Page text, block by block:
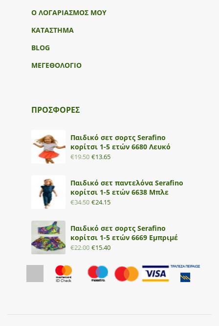
Ο ΛΟΓΑΡΙΑΣΜΟΣ ΜΟΥ
ΚΑΤΑΣΤΗΜΑ
BLOG
ΜΕΓΕΘΟΛΟΓΙΟ
ΠΡΟΣΦΟΡΕΣ
Παιδικό σετ σορτς Serafino
κορίτσι 1-5 ετών 6680 Λευκό
€19.50 €13.65
Παιδικό σετ παντελόνα Serafino
κορίτσι 1-5 ετών 6638 Μπλε
€34.50 €24.15
Παιδικό σετ σορτς Serafino
κορίτσι 1-5 ετών 6669 Εμπριμέ
€22.00 €15.40